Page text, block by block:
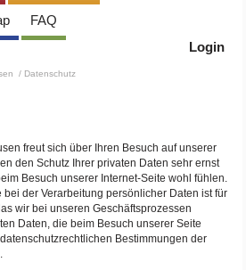
FAQ
Login
/ Datenschutz
freut sich über Ihren Besuch auf unserer
den Schutz Ihrer privaten Daten sehr ernst
Besuch unserer Internet-Seite wohl fühlen.
bei der Verarbeitung persönlicher Daten ist für
wir bei unseren Geschäftsprozessen
Daten, die beim Besuch unserer Seite
Bestimmungen der